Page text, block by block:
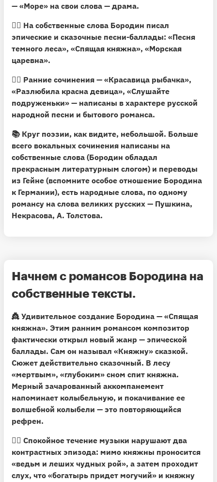
— «Море» на свои слова — драма.
🧙‍♀️ На собственные слова Бородин писал
эпические и сказочные песни-баллады: «Песня
темного леса», «Спящая княжна», «Морская
царевна».
🧞‍♀️ Ранние сочинения — «Красавица рыбачка»,
«Разлюбила красна девица», «Слушайте
подруженьки» — написаны в характере русской
народной песни и бытового романса.
📚 Круг поэзии, как видите, небольшой. Больше
всего вокальных сочинения написаны на
собственные слова (Бородин обладал
прекрасным литературным слогом) и переводы
из Гейне (вспомните особое отношение Бородина
к Германии), есть народные слова, по одному
романсу на слова великих русских — Пушкина,
Некрасова, А. Толстова.
Начнем с романсов Бородина на
собственные тексты.
👸 Удивительное создание Бородина — «Спящая
княжна». Этим ранним романсом композитор
фактически открыл новый жанр — эпической
баллады. Сам он называл «Княжну» сказкой.
Сюжет действительно сказочный. В лесу
«мертвым», «глубоким» сном спит княжна.
Мерный зачарованный аккомпанемент
напоминает колыбельную, и покачивание ее
волшебной колыбели — это повторяющийся
рефрен.
🧟‍♀️ Спокойное течение музыки нарушают два
контрастных эпизода: мимо княжны проносится
«ведьм и леших чудных рой», а затем проходит
слух, что «богатырь придет могучий» и княжну